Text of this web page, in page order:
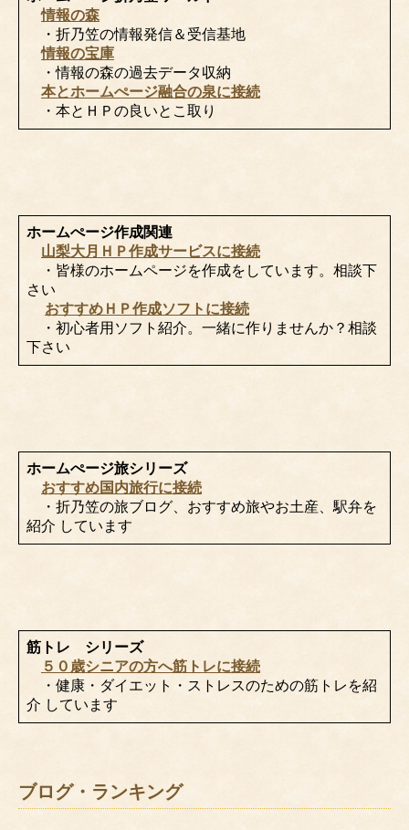
情報の森
・折乃笠の情報発信＆受信基地
情報の宝庫
・情報の森の過去データ収納
本とホームぺージ融合の泉に接続
・本とＨＰの良いとこ取り
ホームぺージ作成関連
山梨大月ＨＰ作成サービスに接続
・皆様のホームページを作成をしています。相談下
さい
おすすめＨＰ作成ソフトに接続
・初心者用ソフト紹介。一緒に作りませんか？相談
下さい
ホームぺージ旅シリーズ
おすすめ国内旅行に接続
・折乃笠の旅ブログ、おすすめ旅やお土産、駅弁を
紹介 しています
筋トレ シリーズ
５０歳シニアの方へ筋トレに接続
・健康・ダイエット・ストレスのための筋トレを紹
介 しています
ブログ・ランキング